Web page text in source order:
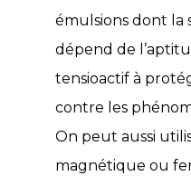
émulsions dont la
dépend de
tensioactif à
contre les
On peut aussi
magnétique ou